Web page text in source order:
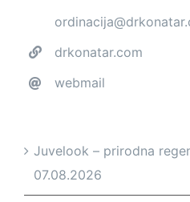
drkonatar.com
webmail
Juvelook – prirodna
07.08.2026